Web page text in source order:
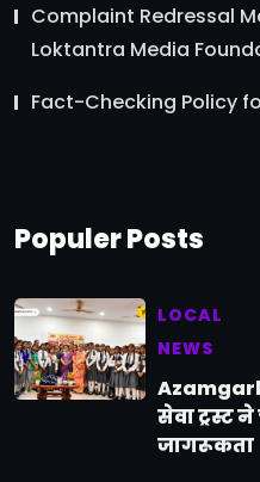
Complaint Redressal
Loktantra Media
Fact-Checking Policy
Populer Posts
LOCAL
NEWS
Azamgarh
सेवा ट्रस्ट
जागरूकता